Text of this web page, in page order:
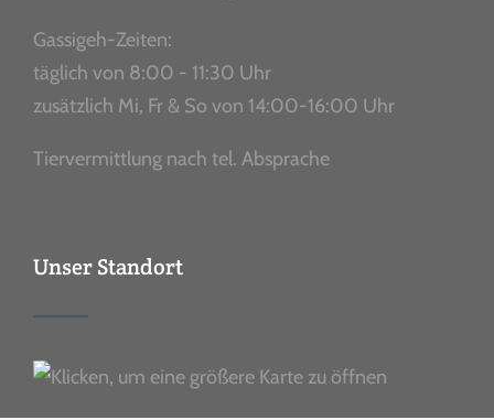
Gassigeh-Zeiten:
täglich von 8:00 - 11:30 Uhr
zusätzlich Mi, Fr & So von 14:00-16:00 Uhr
Tiervermittlung nach tel. Absprache
Unser Standort